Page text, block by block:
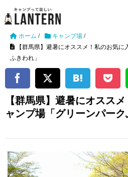
ホーム / キャンプ場/
【群馬県】避暑にオススメ！私のお気
ふきわれ」
【群馬県】避暑にオスス
ャンプ場「グリーンパーク